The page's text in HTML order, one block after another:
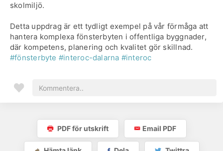
skolmiljö.
Detta uppdrag är ett tydligt exempel på vår förmåga att
hantera komplexa fönsterbyten i offentliga byggnader,
där kompetens, planering och kvalitet gör skillnad.
#fönsterbyte #interoc-dalarna #interoc
PDF för utskrift Email PDF